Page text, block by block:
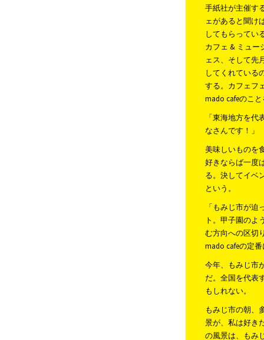
手紙社が主催す
ェがあると聞け
してもらってい
カフェ & ミュー
ェス、そして先
してくれている
する。カフェフ
mado cafeのこ
「東海地方を
なさんです！」
美味しいものを
好きならば一度
る。決してイベ
という。
「もみじ市が
ト。甲子園のよ
む方向への区切
mado cafeの定
今年、もみじ市
だ。全国を代表
もしれない。
もみじ市の朝、
景が、私は好き
の風景は、もみ